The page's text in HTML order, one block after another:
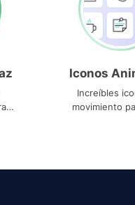
Iconos
Increíbles
movimiento